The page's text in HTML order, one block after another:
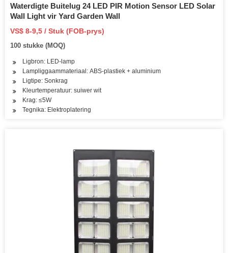
Waterdigte Buitelug 24 LED PIR Motion Sensor LED Solar
Wall Light vir Yard Garden Wall
VS$ 8-9,5 / Stuk (FOB-prys)
100 stukke (MOQ)
Ligbron: LED-lamp
Lampliggaammateriaal: ABS-plastiek + aluminium
Ligtipe: Sonkrag
Kleurtemperatuur: suiwer wit
Krag: ≤5W
Tegnika: Elektroplatering